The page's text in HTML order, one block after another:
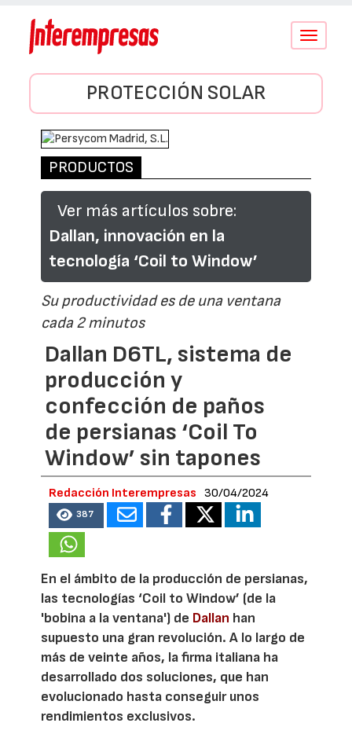
Conmutar
PROTECCIÓN SOLAR
PRODUCTOS
Ver más artículos sobre:
Dallan, innovación en la
tecnología ‘Coil to Window’
Su productividad es de una ventana
cada 2 minutos
Dallan D6TL, sistema de
producción y
confección de paños
de persianas ‘Coil To
Window’ sin tapones
Redacción Interempresas 30/04/2024
387
En el ámbito de la producción de persianas,
las tecnologías ‘Coil to Window’ (de la
'bobina a la ventana') de Dallan han
supuesto una gran revolución. A lo largo de
más de veinte años, la firma italiana ha
desarrollado dos soluciones, que han
evolucionado hasta conseguir unos
rendimientos exclusivos.